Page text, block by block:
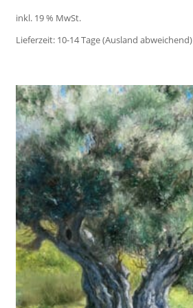
inkl. 19 % MwSt.
Lieferzeit: 10-14 Tage (Ausland abweichend)